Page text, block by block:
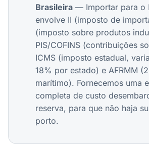
Brasileira — Importar para o
envolve II (imposto de
(imposto sobre produtos
PIS/COFINS (contribuições
ICMS (imposto estadual,
18% por estado) e AFRMM
marítimo). Fornecemos uma
completa de custo
reserva, para que não haja
porto.